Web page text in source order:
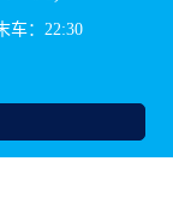
车：22:30